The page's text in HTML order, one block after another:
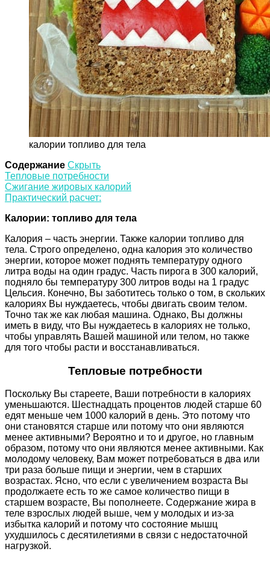
калории топливо для тела
Содержание Скрыть
Тепловые потребности
Сжигание жировых калорий
Практический расчет:
Калории: топливо для тела
Калория – часть энергии. Также калории топливо для
тела. Строго определено, одна калория это количество
энергии, которое может поднять температуру одного
литра воды на один градус. Часть пирога в 300 калорий,
подняло бы температуру 300 литров воды на 1 градус
Цельсия. Конечно, Вы заботитесь только о том, в скольких
калориях Вы нуждаетесь, чтобы двигать своим телом.
Точно так же как любая машина. Однако, Вы должны
иметь в виду, что Вы нуждаетесь в калориях не только,
чтобы управлять Вашей машиной или телом, но также
для того чтобы расти и восстанавливаться.
Тепловые потребности
Поскольку Вы стареете, Ваши потребности в калориях
уменьшаются. Шестнадцать процентов людей старше 60
едят меньше чем 1000 калорий в день. Это потому что
они становятся старше или потому что они являются
менее активными? Вероятно и то и другое, но главным
образом, потому что они являются менее активными. Как
молодому человеку, Вам может потребоваться в два или
три раза больше пищи и энергии, чем в старших
возрастах. Ясно, что если с увеличением возраста Вы
продолжаете есть то же самое количество пищи в
старшем возрасте, Вы пополнеете. Содержание жира в
теле взрослых людей выше, чем у молодых и из-за
избытка калорий и потому что состояние мышц
ухудшилось с десятилетиями в связи с недостаточной
нагрузкой.